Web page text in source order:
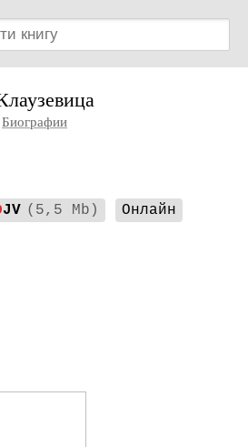
Биографии
JV (5,5 Mb) Онлайн